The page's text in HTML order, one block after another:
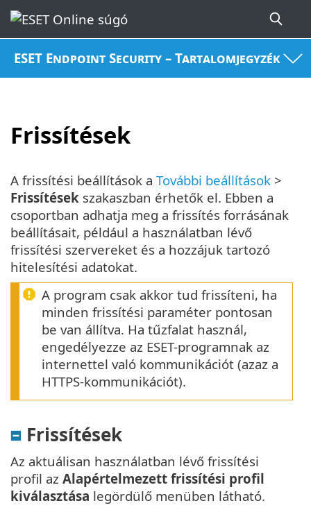
ESET Endpoint Security – Tartalomjegyzék
Frissítések
A frissítési beállítások a További beállítások >
Frissítések szakaszban érhetők el. Ebben a
csoportban adhatja meg a frissítés forrásának
beállításait, például a használatban lévő
frissítési szervereket és a hozzájuk tartozó
hitelesítési adatokat.
A program csak akkor tud frissíteni, ha
minden frissítési paraméter pontosan
be van állítva. Ha tűzfalat használ,
engedélyezze az ESET-programnak az
internettel való kommunikációt (azaz a
HTTPS-kommunikációt).
Frissítések
Az aktuálisan használatban lévő frissítési
profil az Alapértelmezett frissítési profil
kiválasztása legördülő menüben látható.